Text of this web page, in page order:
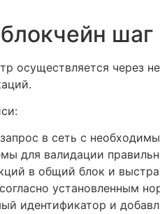
осуществляется через
в сеть с
для валидации
в общий блок и
установленным
идентификатор и